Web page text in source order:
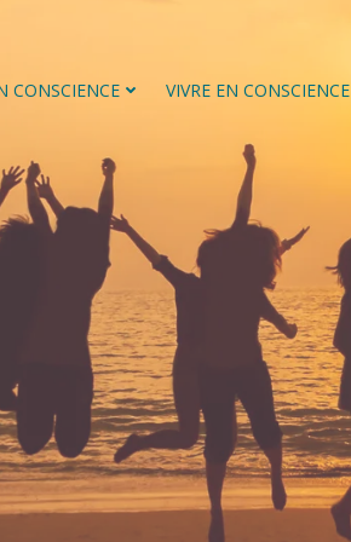
CONSCIENCE VIVRE EN CONSCIENCE